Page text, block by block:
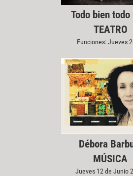
Todo bien todo
TEATRO
Funciones: Jueves
Débora
MÚSICA
Jueves 12 de Junio